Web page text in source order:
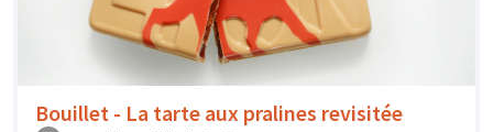
Bouillet - La tarte aux pralines revisitée